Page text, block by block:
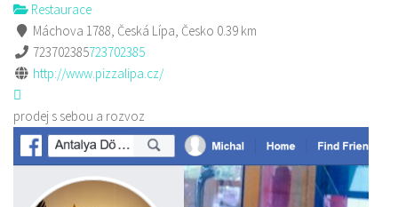
Restaurace
Máchova 1788, Česká Lípa, Česko 0.39 km
723702385723702385
http://www.pizzalipa.cz/
prodej s sebou a rozvoz